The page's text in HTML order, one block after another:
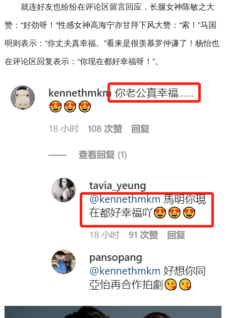
就连好友也纷纷在评论区留言回应，长腿女神陈敏之大
赞：“好劲呀！”性感女神高海宁亦甘拜下风大赞：“索！”马国
明则表示：“你丈夫真幸福。”看来是很羡慕罗仲谦了！杨怡也
在评论区回复表示：“你现在都好幸福呀！”。